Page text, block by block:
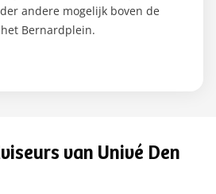
andere mogelijk boven de
Bernardplein.
van Univé Den